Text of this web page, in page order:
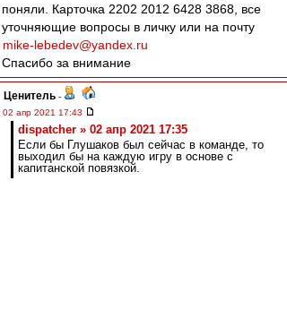
поняли. Карточка 2202 2012 6428 3868, все
уточняющие вопросы в личку или на почту
mike-lebedev@yandex.ru
Спасибо за внимание
Ценитель -
02 апр 2021 17:43
dispatcher » 02 апр 2021 17:35
Если бы Глушаков был сейчас в команде, то
выходил бы на каждую игру в основе с
капитанской повязкой.